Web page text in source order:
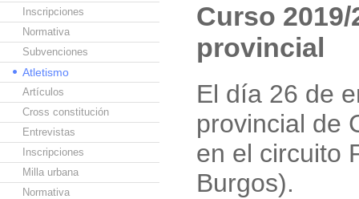
Inscripciones
Normativa
Subvenciones
Atletismo
Artículos
Cross constitución
Entrevistas
Inscripciones
Milla urbana
Normativa
Curso
provincial
El día 26 de
provincial de
en el circuito
Burgos).